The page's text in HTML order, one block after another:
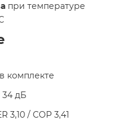
при температуре
в комплекте
34 дБ
3,10 / COP 3,41